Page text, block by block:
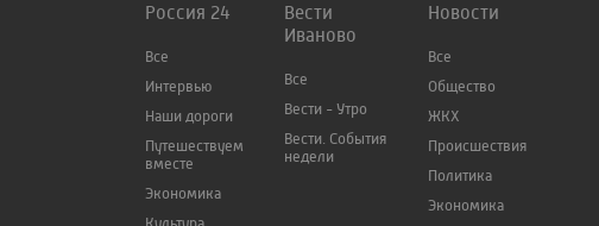
Россия 24
Все
Интервью
Наши дороги
Путешествуем
вместе
Экономика
Вести
Иваново
Все
Вести - Утро
Вести. События
недели
Новости
Все
Общество
ЖКХ
Происшествия
Политика
Экономика